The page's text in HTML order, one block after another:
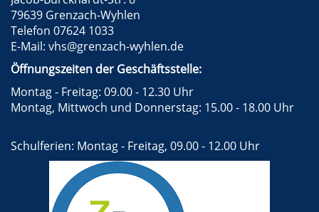
79639 Grenzach-Wyhlen
Telefon 07624 1033
E-Mail: vhs@grenzach-wyhlen.de
Öffnungszeiten der Geschäftsstelle:
Montag - Freitag: 09.00 - 12.30 Uhr
Montag, Mittwoch und Donnerstag: 15.00 - 18.00 Uhr
Schulferien: Montag - Freitag, 09.00 - 12.00 Uhr